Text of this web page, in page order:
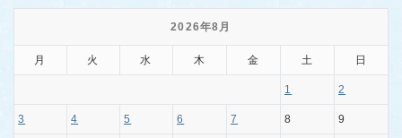
2026年8月
月 火 水 木 金 土 日
1 2
3 4 5 6 7 8 9